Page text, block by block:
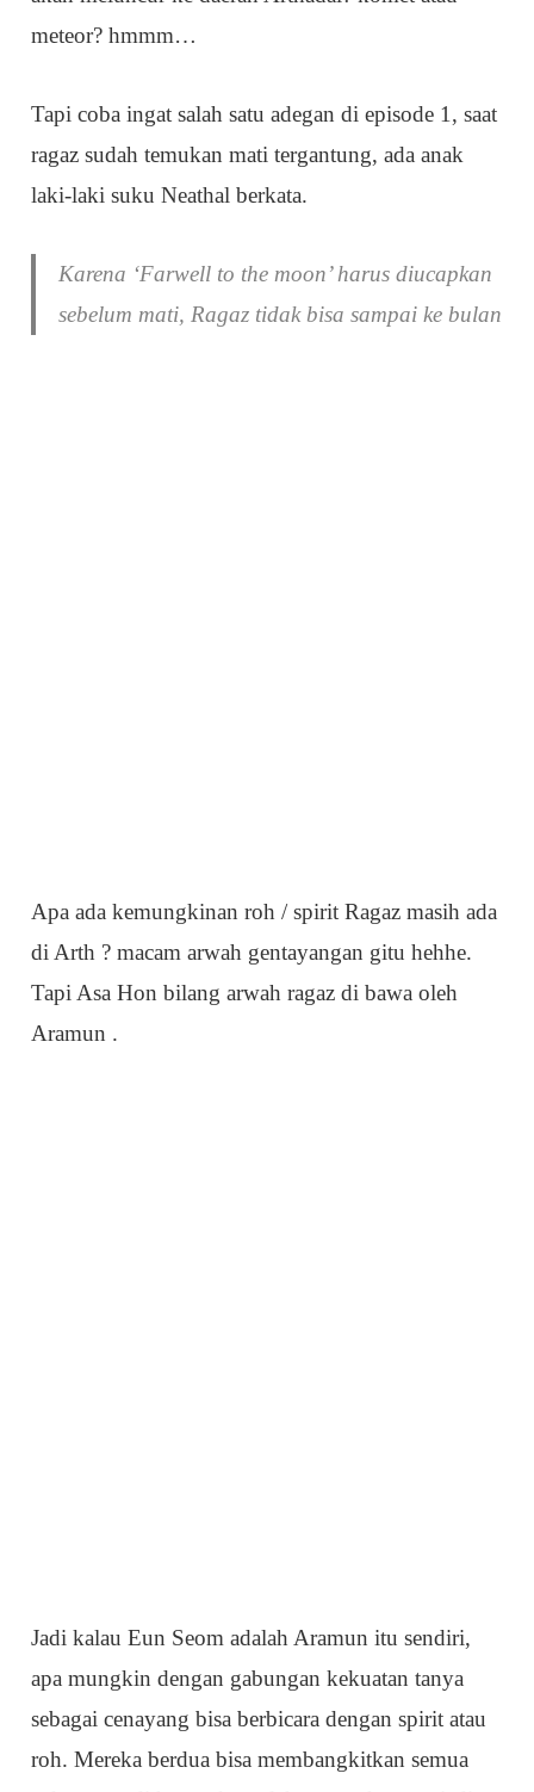
meteor? hmmm…
Tapi coba ingat salah satu adegan di episode 1, saat
ragaz sudah temukan mati tergantung, ada anak
laki-laki suku Neathal berkata.
Karena ‘Farwell to the moon’ harus diucapkan
sebelum mati, Ragaz tidak bisa sampai ke bulan
Apa ada kemungkinan roh / spirit Ragaz masih ada
di Arth ? macam arwah gentayangan gitu hehhe.
Tapi Asa Hon bilang arwah ragaz di bawa oleh
Aramun .
Jadi kalau Eun Seom adalah Aramun itu sendiri,
apa mungkin dengan gabungan kekuatan tanya
sebagai cenayang bisa berbicara dengan spirit atau
roh. Mereka berdua bisa membangkitkan semua